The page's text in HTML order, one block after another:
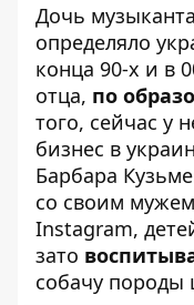
Дочь музыканта
определяло
конца 90-х и в
отца, по
того, сейчас у
бизнес в
Барбара
со своим
Instagram,
зато
собачу породы